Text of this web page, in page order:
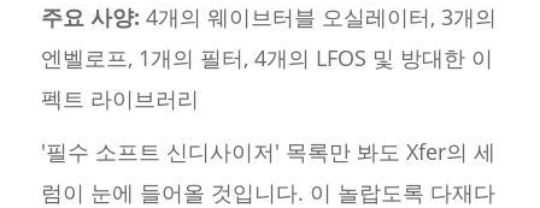
주요 사양: 4개의 웨이브터블 오실레이터, 3개의
엔벨로프, 1개의 필터, 4개의 LFOS 및 방대한 이
펙트 라이브러리
'필수 소프트 신디사이저' 목록만 봐도 Xfer의 세
럼이 눈에 들어올 것입니다. 이 놀랍도록 다재다